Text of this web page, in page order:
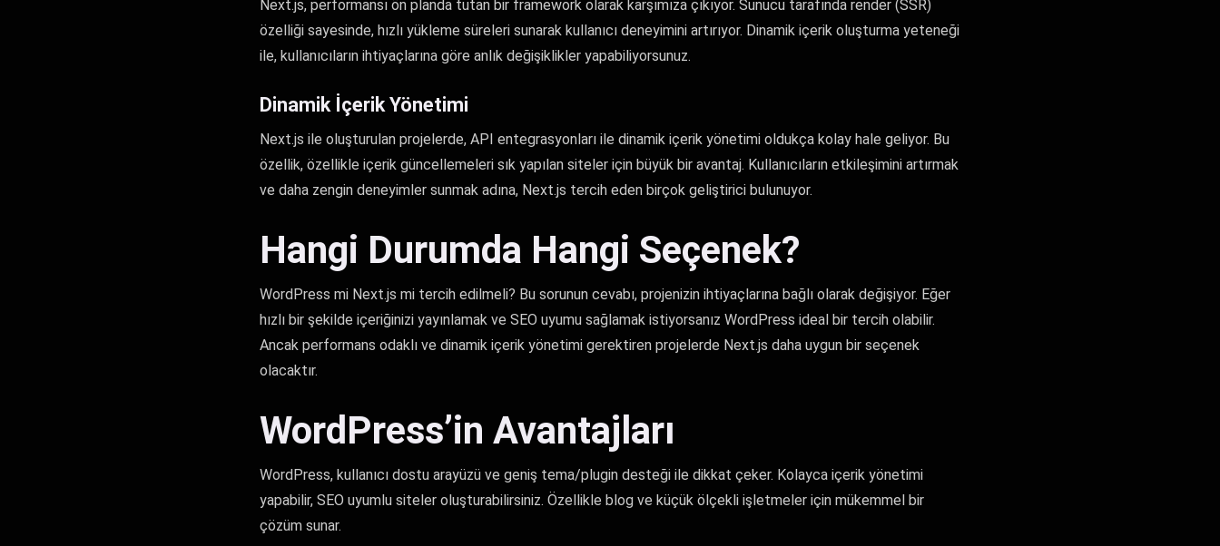
Next.js, performansı ön planda tutan bir framework olarak karşımıza çıkıyor. Sunucu tarafında render (SSR)
özelliği sayesinde, hızlı yükleme süreleri sunarak kullanıcı deneyimini artırıyor. Dinamik içerik oluşturma yeteneği
ile, kullanıcıların ihtiyaçlarına göre anlık değişiklikler yapabiliyorsunuz.
Dinamik İçerik Yönetimi
Next.js ile oluşturulan projelerde, API entegrasyonları ile dinamik içerik yönetimi oldukça kolay hale geliyor. Bu
özellik, özellikle içerik güncellemeleri sık yapılan siteler için büyük bir avantaj. Kullanıcıların etkileşimini artırmak
ve daha zengin deneyimler sunmak adına, Next.js tercih eden birçok geliştirici bulunuyor.
Hangi Durumda Hangi Seçenek?
WordPress mi Next.js mi tercih edilmeli? Bu sorunun cevabı, projenizin ihtiyaçlarına bağlı olarak değişiyor. Eğer
hızlı bir şekilde içeriğinizi yayınlamak ve SEO uyumu sağlamak istiyorsanız WordPress ideal bir tercih olabilir.
Ancak performans odaklı ve dinamik içerik yönetimi gerektiren projelerde Next.js daha uygun bir seçenek
olacaktır.
WordPress’in Avantajları
WordPress, kullanıcı dostu arayüzü ve geniş tema/plugin desteği ile dikkat çeker. Kolayca içerik yönetimi
yapabilir, SEO uyumlu siteler oluşturabilirsiniz. Özellikle blog ve küçük ölçekli işletmeler için mükemmel bir
çözüm sunar.